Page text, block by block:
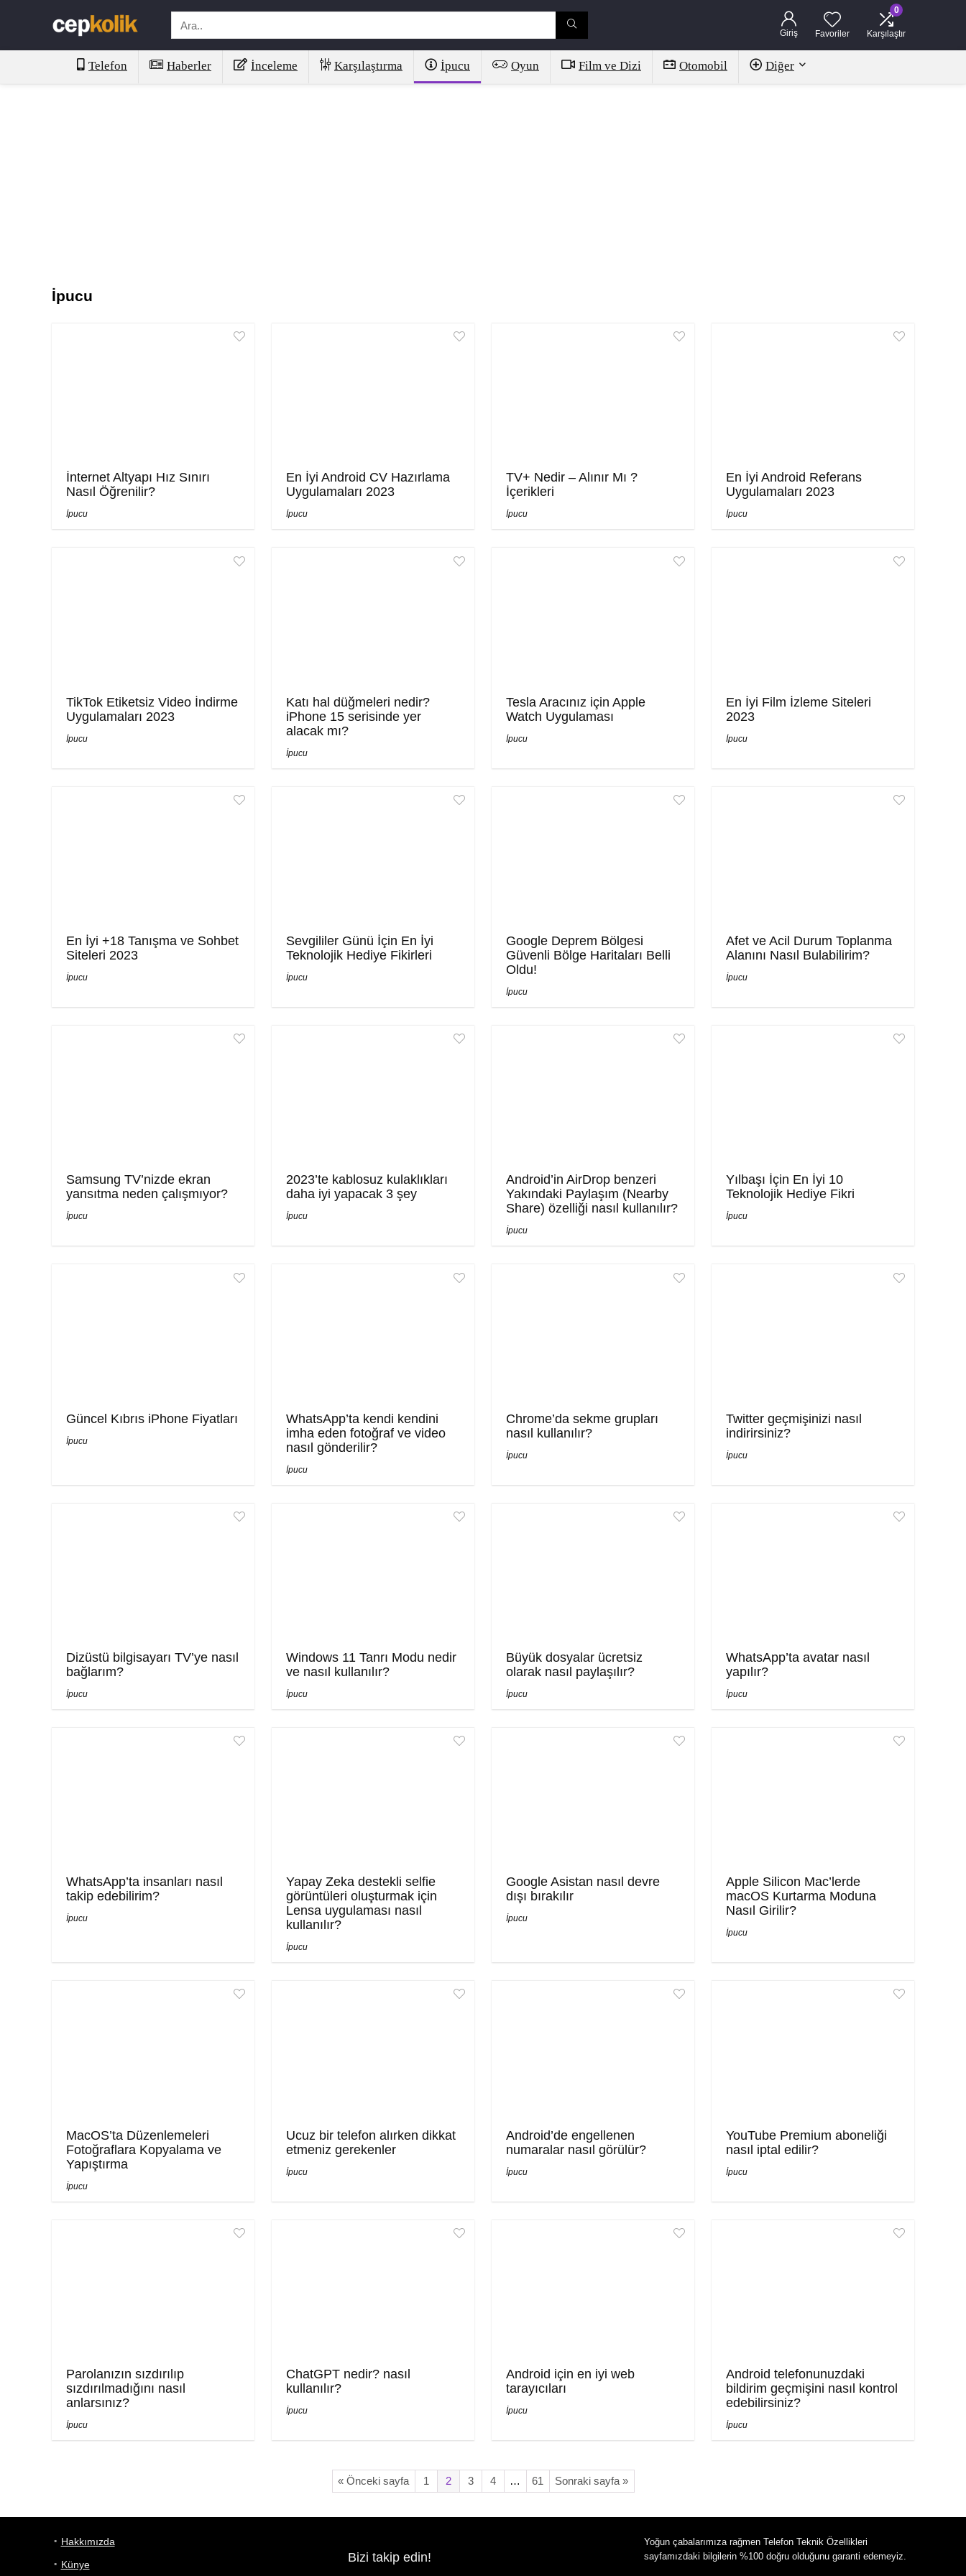
Giriş Favoriler
0
Karşılaştır
Telefon Haberler İnceleme Karşılaştırma İpucu Oyun Film ve Dizi Otomobil Diğer
İpucu
İnternet Altyapı Hız Sınırı
Nasıl Öğrenilir?
İpucu
En İyi Android CV Hazırlama
Uygulamaları 2023
İpucu
TV+ Nedir – Alınır Mı ?
İçerikleri
İpucu
En İyi Android Referans
Uygulamaları 2023
İpucu
TikTok Etiketsiz Video İndirme
Uygulamaları 2023
İpucu
Katı hal düğmeleri nedir?
iPhone 15 serisinde yer
alacak mı?
İpucu
Tesla Aracınız için Apple
Watch Uygulaması
İpucu
En İyi Film İzleme Siteleri
2023
İpucu
En İyi +18 Tanışma ve Sohbet
Siteleri 2023
İpucu
Sevgililer Günü İçin En İyi
Teknolojik Hediye Fikirleri
İpucu
Google Deprem Bölgesi
Güvenli Bölge Haritaları Belli
Oldu!
İpucu
Afet ve Acil Durum Toplanma
Alanını Nasıl Bulabilirim?
İpucu
Samsung TV’nizde ekran
yansıtma neden çalışmıyor?
İpucu
2023’te kablosuz kulaklıkları
daha iyi yapacak 3 şey
İpucu
Android’in AirDrop benzeri
Yakındaki Paylaşım (Nearby
Share) özelliği nasıl kullanılır?
İpucu
Yılbaşı İçin En İyi 10
Teknolojik Hediye Fikri
İpucu
Güncel Kıbrıs iPhone Fiyatları
İpucu
WhatsApp’ta kendi kendini
imha eden fotoğraf ve video
nasıl gönderilir?
İpucu
Chrome’da sekme grupları
nasıl kullanılır?
İpucu
Twitter geçmişinizi nasıl
indirirsiniz?
İpucu
Dizüstü bilgisayarı TV’ye nasıl
bağlarım?
İpucu
Windows 11 Tanrı Modu nedir
ve nasıl kullanılır?
İpucu
Büyük dosyalar ücretsiz
olarak nasıl paylaşılır?
İpucu
WhatsApp’ta avatar nasıl
yapılır?
İpucu
WhatsApp’ta insanları nasıl
takip edebilirim?
İpucu
Yapay Zeka destekli selfie
görüntüleri oluşturmak için
Lensa uygulaması nasıl
kullanılır?
İpucu
Google Asistan nasıl devre
dışı bırakılır
İpucu
Apple Silicon Mac’lerde
macOS Kurtarma Moduna
Nasıl Girilir?
İpucu
MacOS’ta Düzenlemeleri
Fotoğraflara Kopyalama ve
Yapıştırma
İpucu
Ucuz bir telefon alırken dikkat
etmeniz gerekenler
İpucu
Android’de engellenen
numaralar nasıl görülür?
İpucu
YouTube Premium aboneliği
nasıl iptal edilir?
İpucu
Parolanızın sızdırılıp
sızdırılmadığını nasıl
anlarsınız?
İpucu
ChatGPT nedir? nasıl
kullanılır?
İpucu
Android için en iyi web
tarayıcıları
İpucu
Android telefonunuzdaki
bildirim geçmişini nasıl kontrol
edebilirsiniz?
İpucu
« Önceki sayfa 1 2 3 4 … 61 Sonraki sayfa »
Hakkımızda
Künye
Bizi takip edin!
Yoğun çabalarımıza rağmen Telefon Teknik Özellikleri
sayfamızdaki bilgilerin %100 doğru olduğunu garanti edemeyiz.